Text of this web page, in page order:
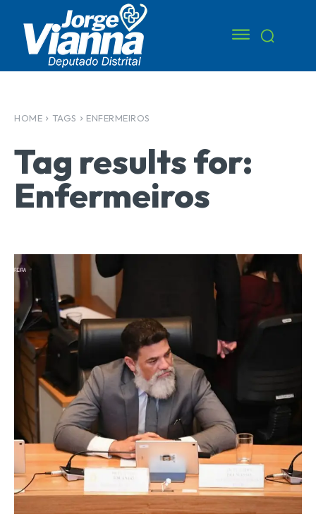
HOME TAGS ENFERMEIROS
Tag results for:
Enfermeiros